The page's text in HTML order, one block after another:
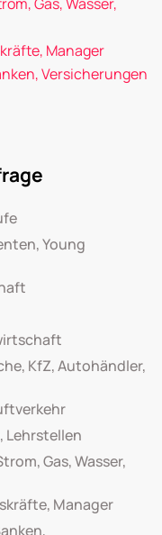
Manager
Versicherungen
Young
KfZ, Autohändler,
Lehrstellen
Gas, Wasser,
Manager